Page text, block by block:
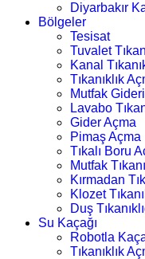
Diyarbakır
Bölgeler
Tesisat
Tuvalet
Kanal
Tıkanıklık
Mutfak
Lavabo
Gider Açma
Pimaş Açma
Tıkalı Boru
Mutfak
Kırmadan
Klozet
Duş
Su Kaçağı
Robotla
Tıkanıklık